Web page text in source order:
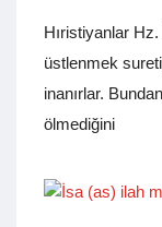
Hıristiyanlar Hz.
üstlenmek
inanırlar.
ölmediğini